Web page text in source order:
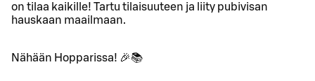
on tilaa kaikille! Tartu tilaisuuteen ja liity pubivisan
hauskaan maailmaan.
Nähään Hopparissa! 🎉📚